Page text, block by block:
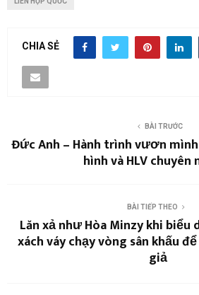
CHIA SẺ
BÀI TRƯỚC
Đức Anh – Hành trình vươn
hình và HLV chuyên
BÀI TIẾP THEO
Lăn xả như Hòa Minzy khi biểu
xách váy chạy vòng sân khấu
giả